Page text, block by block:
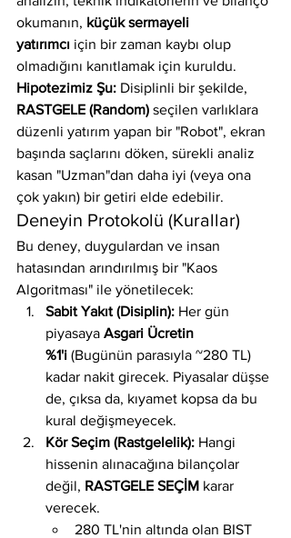
okumanın, küçük sermayeli
yatırımcı için bir zaman kaybı olup
olmadığını kanıtlamak için kuruldu.
Hipotezimiz Şu: Disiplinli bir şekilde,
RASTGELE (Random) seçilen varlıklara
düzenli yatırım yapan bir "Robot", ekran
başında saçlarını döken, sürekli analiz
kasan "Uzman"dan daha iyi (veya ona
çok yakın) bir getiri elde edebilir.
Deneyin Protokolü (Kurallar)
Bu deney, duygulardan ve insan
hatasından arındırılmış bir "Kaos
Algoritması" ile yönetilecek:
Sabit Yakıt (Disiplin): Her gün
piyasaya Asgari Ücretin
%1'i (Bugünün parasıyla ~280 TL)
kadar nakit girecek. Piyasalar düşse
de, çıksa da, kıyamet kopsa da bu
kural değişmeyecek.
Kör Seçim (Rastgelelik): Hangi
hissenin alınacağına bilançolar
değil, RASTGELE SEÇİM karar
verecek.
280 TL'nin altında olan BIST